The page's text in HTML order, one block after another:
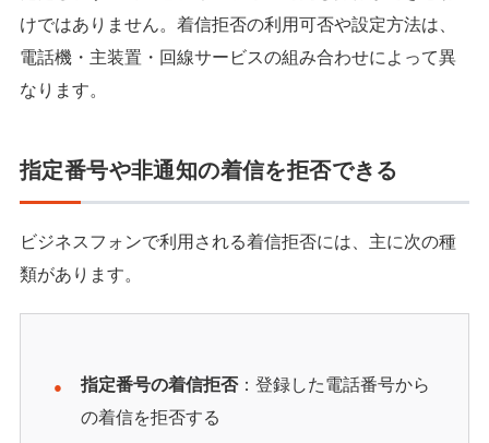
けではありません。着信拒否の利用可否や設定方法は、
電話機・主装置・回線サービスの組み合わせによって異
なります。
指定番号や非通知の着信を拒否できる
ビジネスフォンで利用される着信拒否には、主に次の種
類があります。
指定番号の着信拒否：登録した電話番号から
の着信を拒否する